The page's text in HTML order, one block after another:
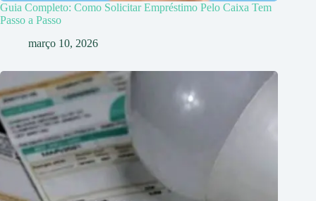
Guia Completo: Como Solicitar Empréstimo Pelo Caixa Tem
Passo a Passo
março 10, 2026